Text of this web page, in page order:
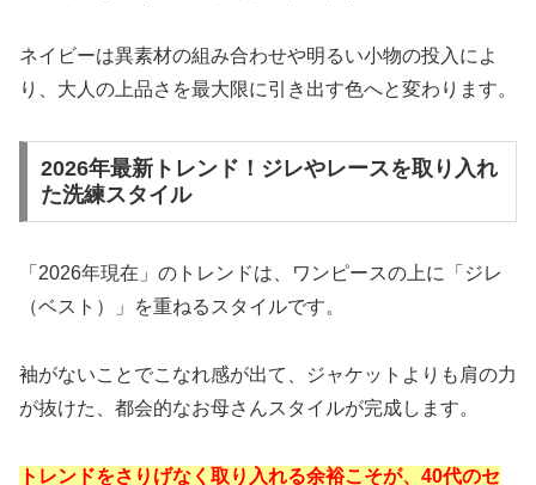
ネイビーは異素材の組み合わせや明るい小物の投入によ
り、大人の上品さを最大限に引き出す色へと変わります。
2026年最新トレンド！ジレやレースを取り入れ
た洗練スタイル
「2026年現在」のトレンドは、ワンピースの上に「ジレ
（ベスト）」を重ねるスタイルです。
袖がないことでこなれ感が出て、ジャケットよりも肩の力
が抜けた、都会的なお母さんスタイルが完成します。
トレンドをさりげなく取り入れる余裕こそが、40代のセ